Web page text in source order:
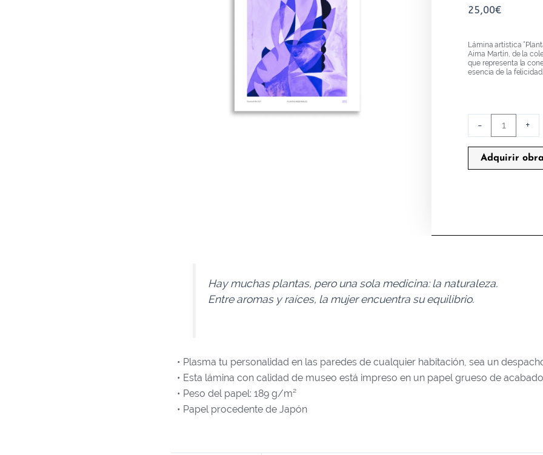
25,00€
Lámina artística
Aima Martín, de la
que representa la
esencia de la felicidad.
-
PLANTAS
MEDICINALES
cantidad
+
Adquirir obra
Hay muchas plantas, pero una sola medicina: la naturaleza.
Entre aromas y raíces, la mujer encuentra su equilibrio.
• Plasma tu personalidad en las paredes de cualquier habitación, sea un
• Esta lámina con calidad de museo está impreso en un papel grueso de
• Peso del papel: 189 g/m²
• Papel procedente de Japón